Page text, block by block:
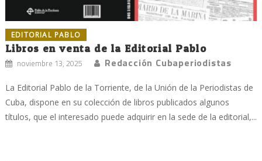
EDITORIAL PABLO
Libros en venta de la Editorial Pablo
noviembre 13, 2025 Redacción Cubaperiodistas
La Editorial Pablo de la Torriente, de la Unión de la Periodistas de
Cuba, dispone en su colección de libros publicados algunos
títulos, que el interesado puede adquirir en la sede de la editorial,...